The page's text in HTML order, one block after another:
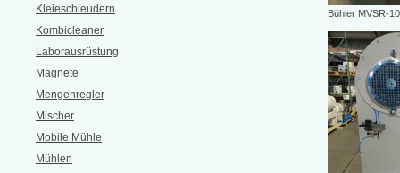
Kleieschleudern
Kombicleaner
Laborausrüstung
Magnete
Mengenregler
Mischer
Mobile Mühle
Mühlen
Bühler MVSR-